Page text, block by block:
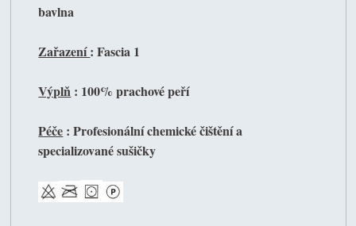
bavlna
Zařazení: Fascia 1
Výplň : 100% prachové peří
Péče : Profesionální chemické čištění a
specializované sušičky